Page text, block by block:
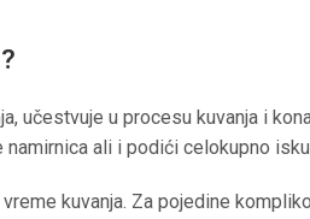
učestvuje u procesu kuvanja i
ali i podići celokupno
kuvanja. Za pojedine